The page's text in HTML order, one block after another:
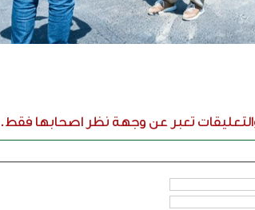
تعبر عن وجهة نظر اصحابها فقط.